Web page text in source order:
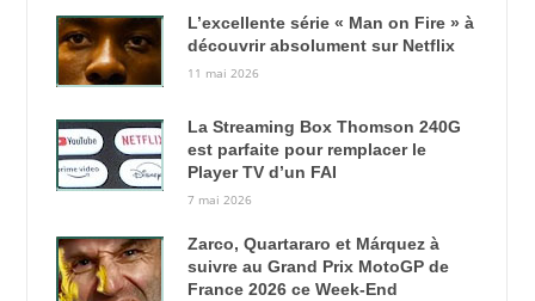
L’excellente série « Man on Fire » à
découvrir absolument sur Netflix
11 mai 2026
La Streaming Box Thomson 240G
est parfaite pour remplacer le
Player TV d’un FAI
7 mai 2026
Zarco, Quartararo et Márquez à
suivre au Grand Prix MotoGP de
France 2026 ce Week-End